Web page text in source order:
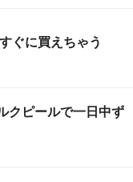
ぐに買えちゃう
クピールで一日中ず